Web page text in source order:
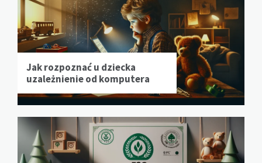
Jak rozpoznać u dziecka
uzależnienie od komputera